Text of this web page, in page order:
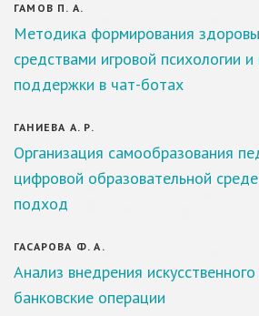
ГАМОВ П. А.
Методика формирования
средствами игровой психологии и
поддержки в чат-ботах
ГАНИЕВА А. Р.
Организация самообразования
цифровой образовательной
подход
ГАСАРОВА Ф. А.
Анализ внедрения
банковские операции